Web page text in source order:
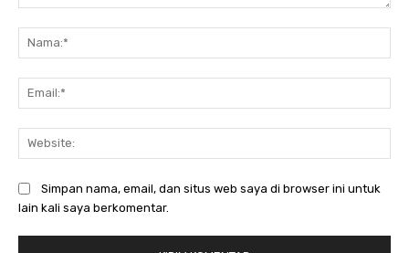
Simpan nama, email, dan situs web saya di browser ini untuk
lain kali saya berkomentar.